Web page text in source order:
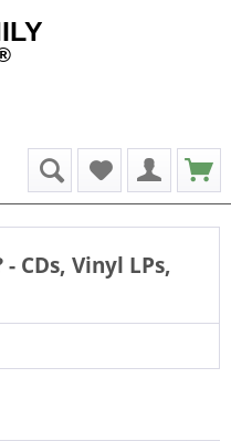
- CDs, Vinyl LPs,